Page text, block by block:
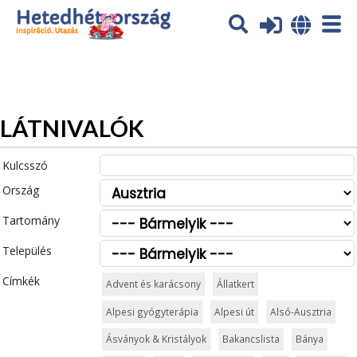
Az oldal sütiket (cookies) használ. További tájékoztatás itt:
Adatvédelmi tájékoztató
LÁTNIVALÓK
Kulcsszó
Ország
Tartomány
Település
Címkék
Advent és karácsony Állatkert
Alpesi gyógyterápia Alpesi út Alsó-Ausztria
Ásványok & Kristályok Bakancslista Bánya